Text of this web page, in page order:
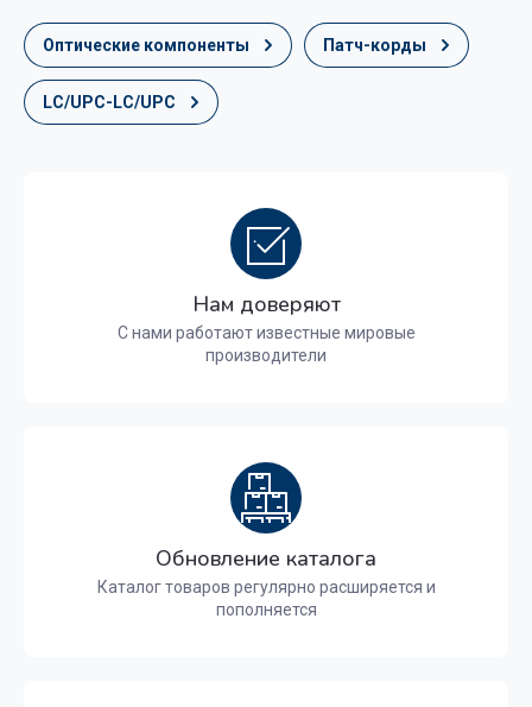
Оптические компоненты Патч-корды
LC/UPC-LC/UPC
Нам доверяют
С нами работают известные мировые
производители
Обновление каталога
Каталог товаров регулярно расширяется и
пополняется